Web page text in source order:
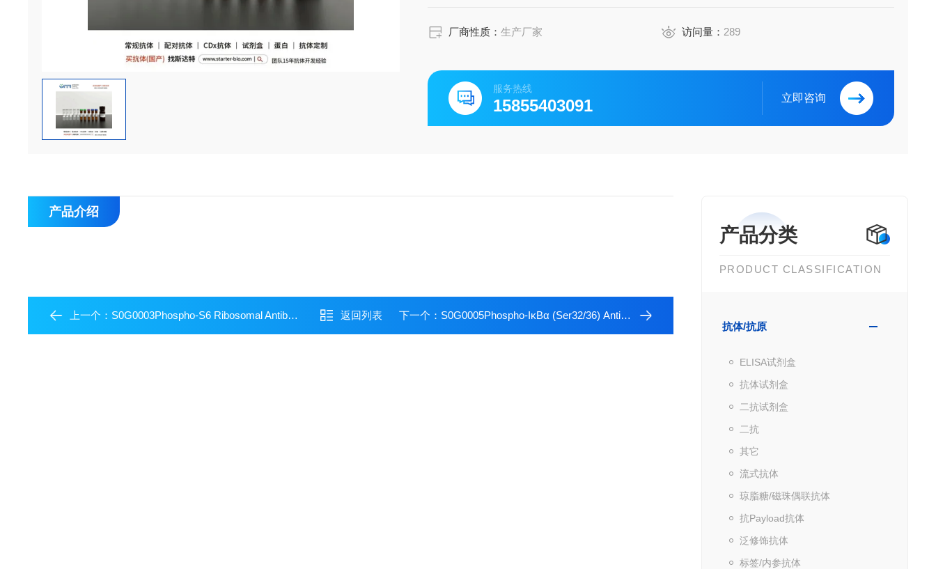
厂商性质：生产厂家 访问量： 289
服务热线
15855403091 立即咨询
产品分类
PRODUCT CLASSIFICATION
抗体/抗原
ELISA试剂盒
抗体试剂盒
二抗试剂盒
二抗
其它
流式抗体
琼脂糖/磁珠偶联抗体
抗Payload抗体
泛修饰抗体
标签/内参抗体
产品介绍
上一个： S0G0003Phospho-S6 Ribosomal Antibody Duo 返回列表 下一个： S0G0005Phospho-IκBα (Ser32/36) Antibody Duo